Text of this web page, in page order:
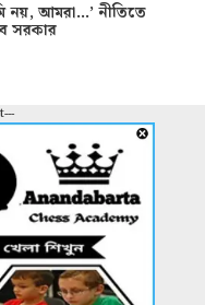
নয়, আমরা…’ নীতিতে
সরকার